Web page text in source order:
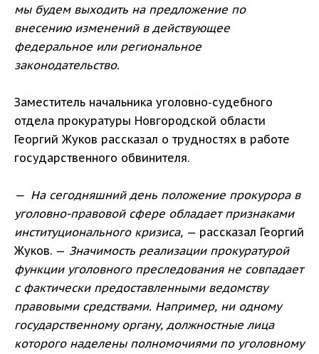
мы будем выходить на предложение по
внесению изменений в действующее
федеральное или региональное
законодательство.
Заместитель начальника уголовно-судебного
отдела прокуратуры Новгородской области
Георгий Жуков рассказал о трудностях в работе
государственного обвинителя.
— На сегодняшний день положение прокурора в
уголовно-правовой сфере обладает признаками
институционального кризиса, — рассказал Георгий
Жуков. — Значимость реализации прокуратурой
функции уголовного преследования не совпадает
с фактически предоставленными ведомству
правовыми средствами. Например, ни одному
государственному органу, должностные лица
которого наделены полномочиями по уголовному